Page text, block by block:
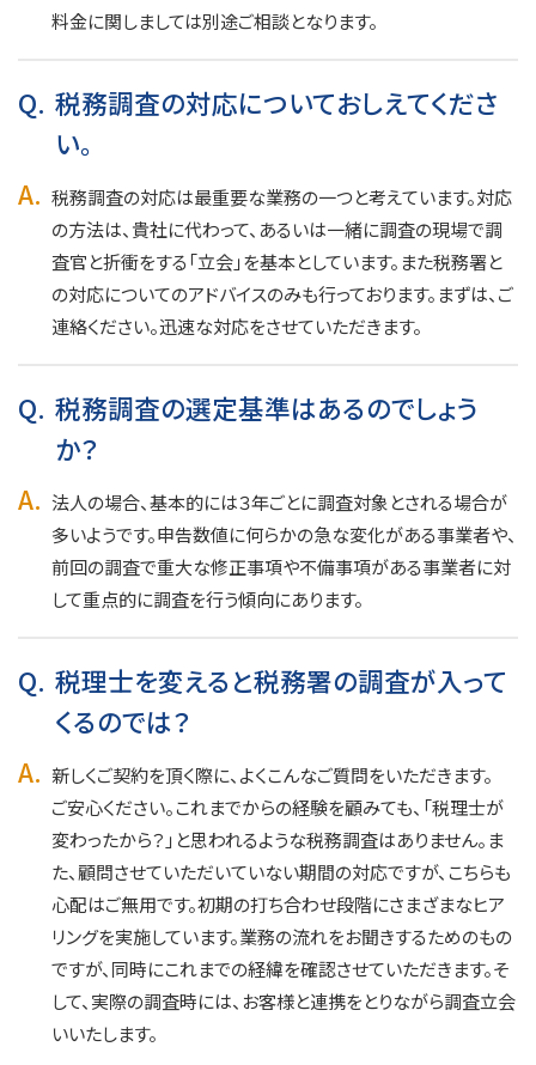
料金に関しましては別途ご相談となります。
Q. 税務調査の対応についておしえてくださ
い。
A. 税務調査の対応は最重要な業務の一つと考えています。対応
の方法は、貴社に代わって、あるいは一緒に調査の現場で調
査官と折衝をする「立会」を基本としています。また税務署と
の対応についてのアドバイスのみも行っております。まずは、ご
連絡ください。迅速な対応をさせていただきます。
Q. 税務調査の選定基準はあるのでしょう
か？
A. 法人の場合、基本的には３年ごとに調査対象とされる場合が
多いようです。申告数値に何らかの急な変化がある事業者や、
前回の調査で重大な修正事項や不備事項がある事業者に対
して重点的に調査を行う傾向にあります。
Q. 税理士を変えると税務署の調査が入って
くるのでは？
A. 新しくご契約を頂く際に、よくこんなご質問をいただきます。
ご安心ください。これまでからの経験を顧みても、「税理士が
変わったから？」と思われるような税務調査はありません。ま
た、顧問させていただいていない期間の対応ですが、こちらも
心配はご無用です。初期の打ち合わせ段階にさまざまなヒア
リングを実施しています。業務の流れをお聞きするためのもの
ですが、同時にこれまでの経緯を確認させていただきます。そ
して、実際の調査時には、お客様と連携をとりながら調査立会
いいたします。